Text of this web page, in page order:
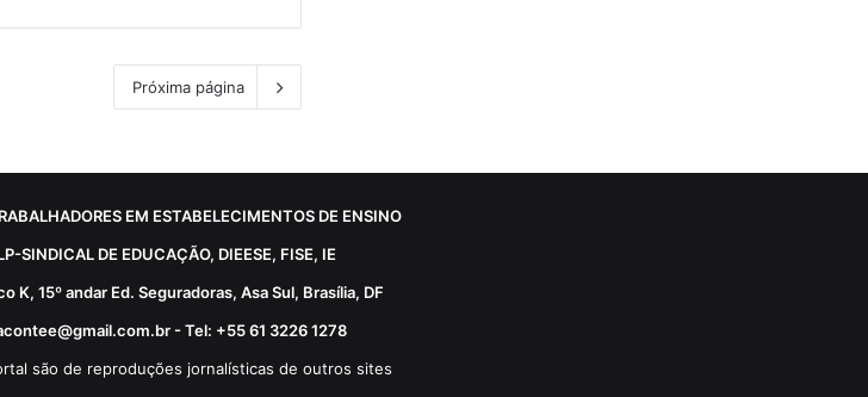
Próxima página
EM ESTABELECIMENTOS DE ENSINO
SINDICAL DE EDUCAÇÃO, DIEESE, FISE, IE
K, 15º andar Ed. Seguradoras, Asa Sul, Brasília, DF
- Tel: +55 61 3226 1278
são de reproduções jornalísticas de outros sites